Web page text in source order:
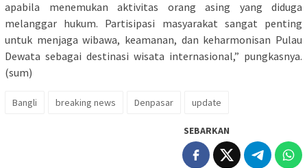
apabila menemukan aktivitas orang asing yang diduga
melanggar hukum. Partisipasi masyarakat sangat penting
untuk menjaga wibawa, keamanan, dan keharmonisan Pulau
Dewata sebagai destinasi wisata internasional,” pungkasnya.
(sum)
Bangli breaking news Denpasar update
SEBARKAN